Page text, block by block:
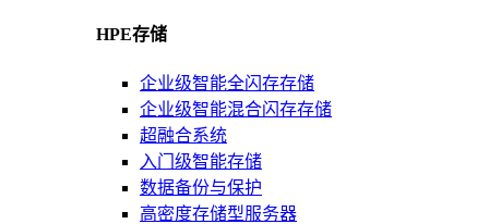
HPE存储
企业级智能全闪存存储
企业级智能混合闪存存储
超融合系统
入门级智能存储
数据备份与保护
高密度存储型服务器